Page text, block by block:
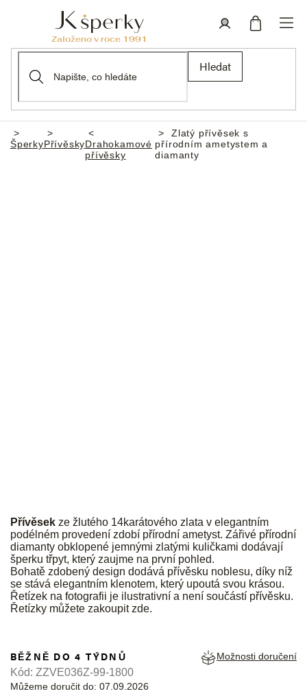
Hledat
Domů
ŠperkyPřívěskyDrahokamové
přívěsky
Zlatý přívěsek s
přírodním ametystem a
diamanty
Přívěsek ze žlutého 14karátového zlata v elegantním
podélném provedení zdobí přírodní ametyst. Zářivé přírodní
diamanty obklopené jemnými zlatými kuličkami dodávají
šperku třpyt, který zaujme na první pohled.
Bohatě zdobený design dodává přívěsku noblesu, díky níž
se stává elegantním klenotem, který upoutá svou krásou.
Řetízek na fotografii je ilustrativní a není součástí přívěsku.
Řetízky můžete zakoupitzde.
BĚŽNĚ DO 4 TÝDNŮ
Můžeme doručit do: 07.09.2026
Možnosti doručení
Kód: ZZVE036Z-99-1800